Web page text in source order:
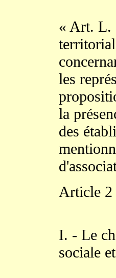
« Art. L.
les
la
des
Article 2
I. - Le
sociale